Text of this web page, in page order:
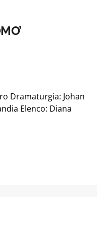
Dramaturgia: Johan
Elenco: Diana